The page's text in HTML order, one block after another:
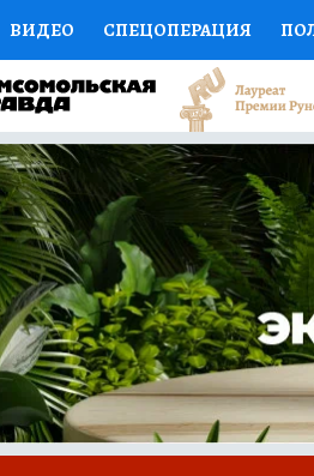
ВИДЕО СПЕЦОПЕРАЦИЯ
НАУКА СПОРТ
ДОКТОР
ПОЛКА ПРОГНОЗЫ НА СПОРТ
НЕДВИЖИМОСТЬ
РЕКЛАМА ТЕСТЫ